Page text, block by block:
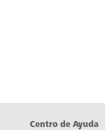
Centro de Ayuda